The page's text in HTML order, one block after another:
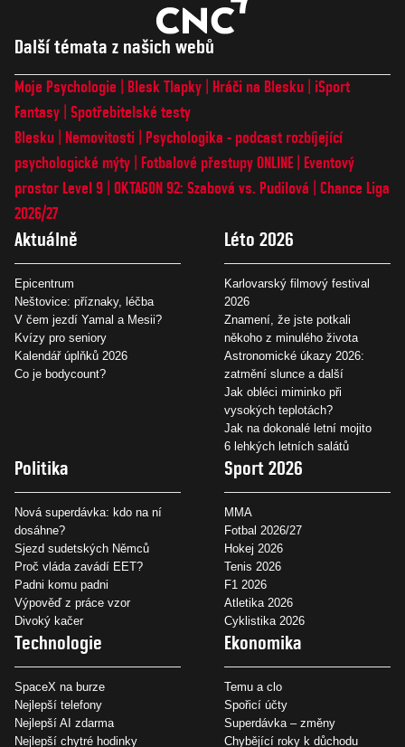
Další témata z našich webů
Moje Psychologie Blesk Tlapky Hráči na Blesku
iSport
Fantasy Spotřebitelské testy
Blesku
Nemovitosti
Psychologika - podcast rozbíjející
psychologické mýty
Fotbalové přestupy ONLINE
Eventový
prostor Level 9 OKTAGON 92: Szabová vs. Pudilová
Chance Liga
2026/27
Aktuálně
Epicentrum
Neštovice: příznaky, léčba
V čem jezdí Yamal a Mesii?
Kvízy pro seniory
Kalendář úplňků 2026
Co je bodycount?
Léto 2026
Karlovarský filmový festival
2026
Znamení, že jste potkali
někoho z minulého života
Astronomické úkazy 2026:
zatmění slunce a další
Jak obléci miminko při
vysokých teplotách?
Jak na dokonalé letní mojito
6 lehkých letních salátů
Politika
Nová superdávka: kdo na ní
dosáhne?
Sjezd sudetských Němců
Proč vláda zavádí EET?
Padni komu padni
Výpověď z práce vzor
Divoký kačer
Sport 2026
MMA
Fotbal 2026/27
Hokej 2026
Tenis 2026
F1 2026
Atletika 2026
Cyklistika 2026
Technologie
SpaceX na burze
Nejlepší telefony
Nejlepší AI zdarma
Nejlepší chytré hodinky
Ekonomika
Temu a clo
Spořicí účty
Superdávka – změny
Chybějící roky k důchodu